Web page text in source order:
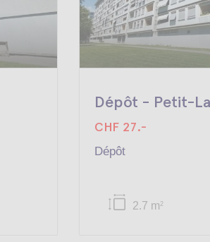
Dépôt - Petit-
CHF 27.-
Dépôt
2.7 m2